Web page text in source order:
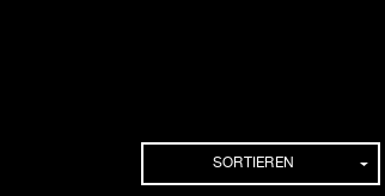
Folgen
SORTIEREN